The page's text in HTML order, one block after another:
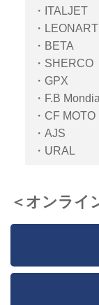
・ITALJET
・LEONART
・BETA
・SHERCO
・GPX
・F.B Mondial
・CF MOTO
・AJS
・URAL
＜オンライ